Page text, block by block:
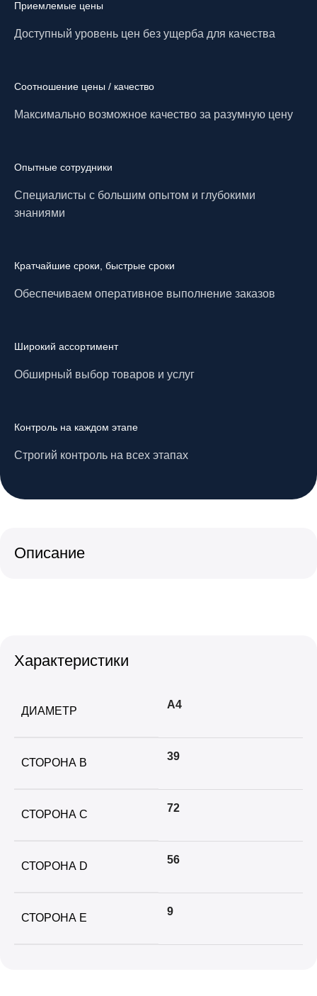
Приемлемые цены
Доступный уровень цен без ущерба для качества
Соотношение цены / качество
Максимально возможное качество за разумную цену
Опытные сотрудники
Специалисты с большим опытом и глубокими
знаниями
Кратчайшие сроки, быстрые сроки
Обеспечиваем оперативное выполнение заказов
Широкий ассортимент
Обширный выбор товаров и услуг
Контроль на каждом этапе
Строгий контроль на всех этапах
Описание
Характеристики
ДИАМЕТР
А4
СТОРОНА B
39
СТОРОНА C
72
СТОРОНА D
56
СТОРОНА E
9